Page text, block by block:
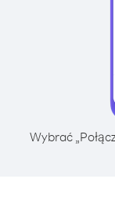
Wybrać